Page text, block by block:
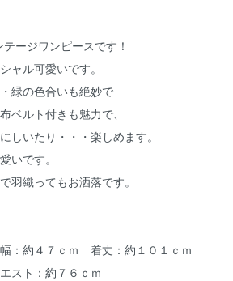
ージワンピースです！
ャル可愛いです。
緑の色合いも絶妙で
ベルト付きも魅力で、
しいたり・・・楽しめます。
いです。
羽織ってもお洒落です。
：約４７ｃｍ 着丈：約１０１ｃｍ
スト：約７６ｃｍ